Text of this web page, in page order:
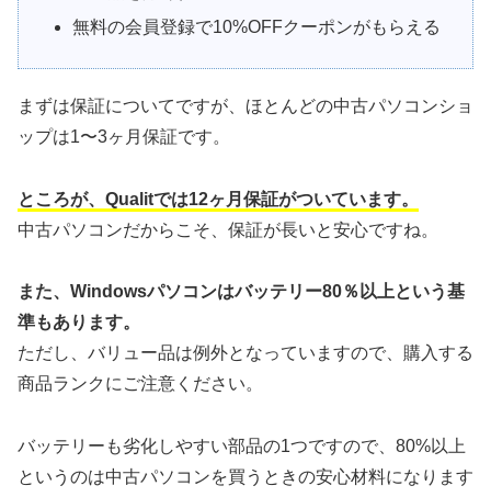
無料の会員登録で10%OFFクーポンがもらえる
まずは保証についてですが、ほとんどの中古パソコンショ
ップは1〜3ヶ月保証です。
ところが、Qualitでは12ヶ月保証がついています。
中古パソコンだからこそ、保証が長いと安心ですね。
また、Windowsパソコンはバッテリー80％以上という基
準もあります。
ただし、バリュー品は例外となっていますので、購入する
商品ランクにご注意ください。
バッテリーも劣化しやすい部品の1つですので、80%以上
というのは中古パソコンを買うときの安心材料になります